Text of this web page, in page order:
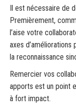
Il est nécessaire de
Premièrement,
l’aise votre
axes
la reconnaissance
Remercier vos
apports est un point
à fort impact.